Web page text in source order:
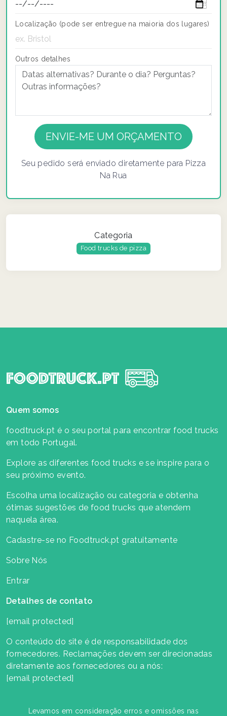
Localização (pode ser entregue na maioria dos lugares)
Outros detalhes
human,
this
Seu pedido será enviado diretamente para Pizza
Na Rua
Categoria
Food trucks de pizza
Quem somos
foodtruck.pt é o seu portal para encontrar food trucks
em todo Portugal.
Explore as diferentes food trucks e se inspire para o
seu próximo evento.
Escolha uma localização ou categoria e obtenha
ótimas sugestões de food trucks que atendem
naquela área.
Cadastre-se no Foodtruck.pt gratuitamente
Sobre Nós
Entrar
Detalhes de contato
[email protected]
O conteúdo do site é de responsabilidade dos
fornecedores. Reclamações devem ser direcionadas
diretamente aos fornecedores ou a nós:
[email protected]
Levamos em consideração erros e omissões nas